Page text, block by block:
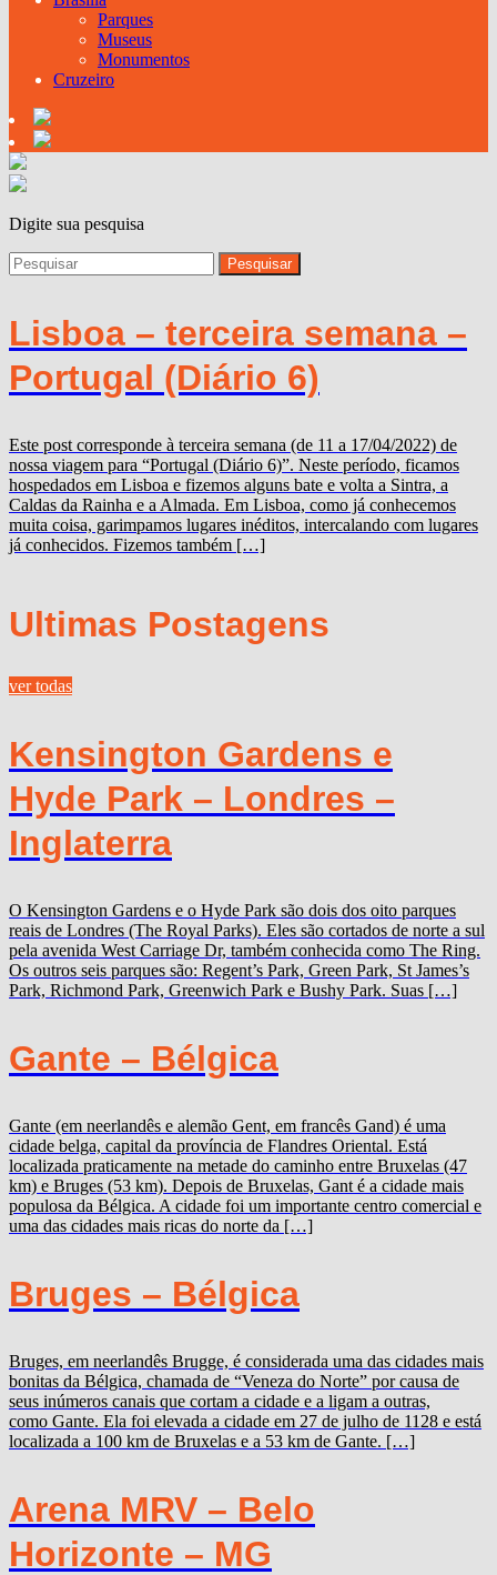
Parques
Museus
Monumentos
Cruzeiro
Digite sua pesquisa
Lisboa – terceira semana –
Portugal (Diário 6)
Este post corresponde à terceira semana (de 11 a 17/04/2022) de
nossa viagem para “Portugal (Diário 6)”. Neste período, ficamos
hospedados em Lisboa e fizemos alguns bate e volta a Sintra, a
Caldas da Rainha e a Almada. Em Lisboa, como já conhecemos
muita coisa, garimpamos lugares inéditos, intercalando com lugares
já conhecidos. Fizemos também […]
Ultimas Postagens
ver todas
Kensington Gardens e
Hyde Park – Londres –
Inglaterra
O Kensington Gardens e o Hyde Park são dois dos oito parques
reais de Londres (The Royal Parks). Eles são cortados de norte a sul
pela avenida West Carriage Dr, também conhecida como The Ring.
Os outros seis parques são: Regent’s Park, Green Park, St James’s
Park, Richmond Park, Greenwich Park e Bushy Park. Suas […]
Gante – Bélgica
Gante (em neerlandês e alemão Gent, em francês Gand) é uma
cidade belga, capital da província de Flandres Oriental. Está
localizada praticamente na metade do caminho entre Bruxelas (47
km) e Bruges (53 km). Depois de Bruxelas, Gant é a cidade mais
populosa da Bélgica. A cidade foi um importante centro comercial e
uma das cidades mais ricas do norte da […]
Bruges – Bélgica
Bruges, em neerlandês Brugge, é considerada uma das cidades mais
bonitas da Bélgica, chamada de “Veneza do Norte” por causa de
seus inúmeros canais que cortam a cidade e a ligam a outras,
como Gante. Ela foi elevada a cidade em 27 de julho de 1128 e está
localizada a 100 km de Bruxelas e a 53 km de Gante. […]
Arena MRV – Belo
Horizonte – MG